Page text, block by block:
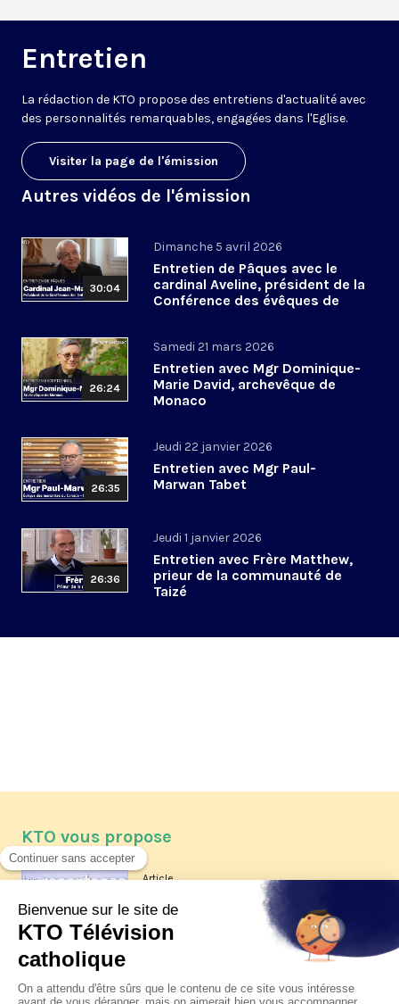
Entretien
La rédaction de KTO propose des entretiens d'actualité avec
des personnalités remarquables, engagées dans l'Eglise.
Visiter la page de l'émission
Autres vidéos de l'émission
30:04
Dimanche 5 avril 2026
Entretien de Pâques avec le
cardinal Aveline, président de la
Conférence des évêques de
26:24
Samedi 21 mars 2026
Entretien avec Mgr Dominique-
Marie David, archevêque de
Monaco
26:35
Jeudi 22 janvier 2026
Entretien avec Mgr Paul-
Marwan Tabet
26:36
Jeudi 1 janvier 2026
Entretien avec Frère Matthew,
prieur de la communauté de
Taizé
KTO vous propose
Article
Les reportages d'été 2026 de KTO
La visite pastorale du pape Léon
XIV à Assise à suivre sur KTO le